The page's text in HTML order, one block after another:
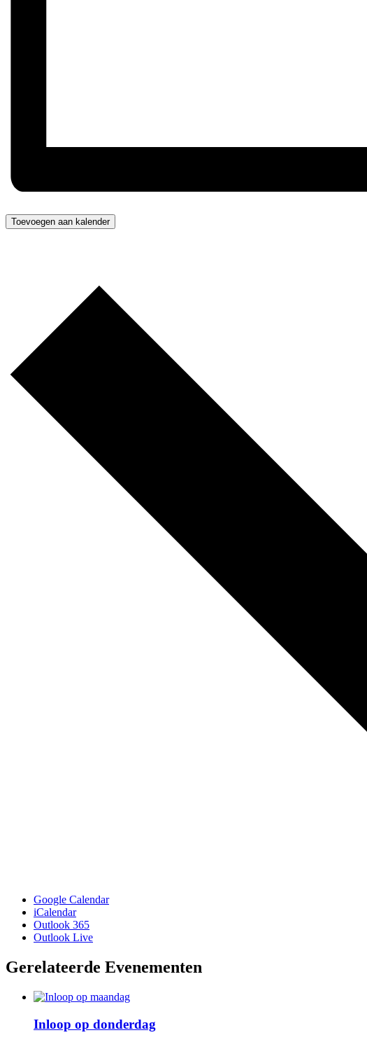
Toevoegen aan kalender
Google Calendar
iCalendar
Outlook 365
Outlook Live
Gerelateerde Evenementen
Inloop op donderdag